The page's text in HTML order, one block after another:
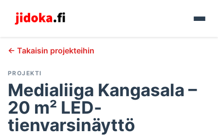
← Takaisin projekteihin
PROJEKTI
Medialiiga Kangasala –
20 m² LED-
tienvarsinäyttö